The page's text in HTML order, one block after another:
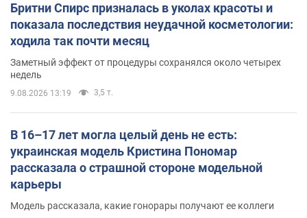
Бритни Спирс призналась в уколах красоты и
показала последствия неудачной косметологии:
ходила так почти месяц
Заметный эффект от процедуры сохранялся около четырех
недель
9.08.2026 13:19 3,5 т.
В 16–17 лет могла целый день не есть:
украинская модель Кристина Пономар
рассказала о страшной стороне модельной
карьеры
Модель рассказала, какие гонорары получают ее коллеги